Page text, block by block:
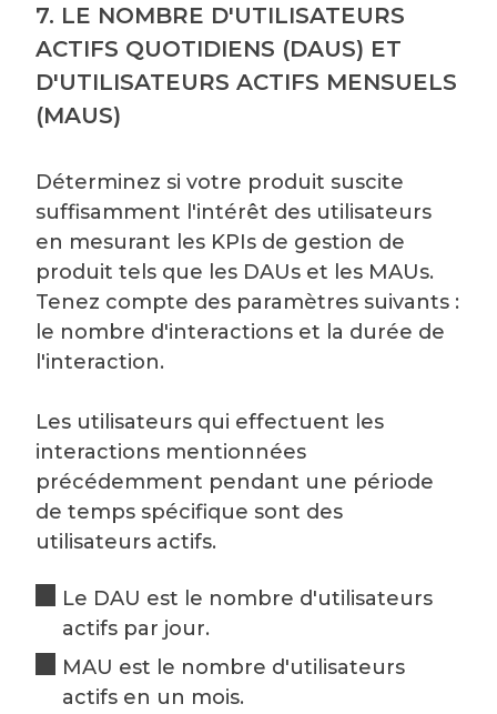
7. LE NOMBRE D'UTILISATEURS
ACTIFS QUOTIDIENS (DAUS) ET
D'UTILISATEURS ACTIFS MENSUELS
(MAUS)
Déterminez si votre produit suscite
suffisamment l'intérêt des utilisateurs
en mesurant les KPIs de gestion de
produit tels que les DAUs et les MAUs.
Tenez compte des paramètres suivants :
le nombre d'interactions et la durée de
l'interaction.
Les utilisateurs qui effectuent les
interactions mentionnées
précédemment pendant une période
de temps spécifique sont des
utilisateurs actifs.
Le DAU est le nombre d'utilisateurs
actifs par jour.
MAU est le nombre d'utilisateurs
actifs en un mois.